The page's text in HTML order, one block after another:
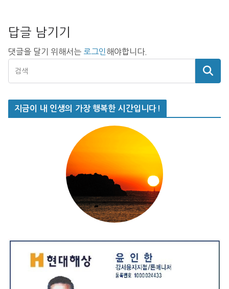
답글 남기기
댓글을 달기 위해서는 로그인 해야합니다.
지금이 내 인생의 가장 행복한 시간입니다!